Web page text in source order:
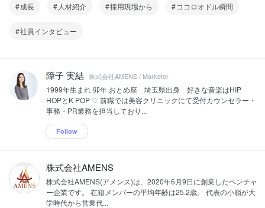
成長 人材紹介 採用現場から ココロオドル瞬間
社員インタビュー
障子 実結 株式会社AMENS / Marketer
1999年生まれ 卯年 おとめ座 埼玉県出身 好きな音楽はHIP
HOPとK POP ♡ 前職では美容クリニックにて受付カウンセラー・
事務・PR業務を担当しており...
Follow
株式会社AMENS
株式会社AMENS(アメンス)は、2020年6月9日に創業したベンチャ
ー企業です。 在籍メンバーの平均年齢は25.2歳。 代表の小嶺が大
学時代から営業代...